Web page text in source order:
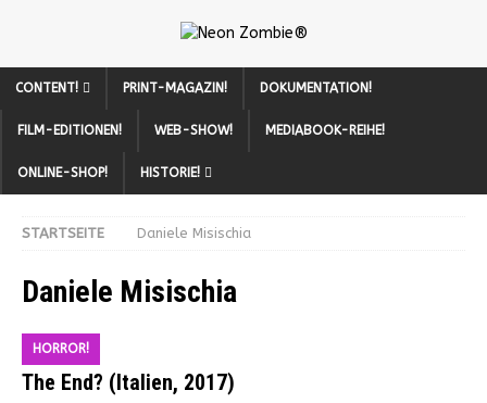
CONTENT! PRINT-MAGAZIN! DOKUMENTATION!
FILM-EDITIONEN! WEB-SHOW! MEDIABOOK-REIHE!
ONLINE-SHOP! HISTORIE!
STARTSEITE Daniele Misischia
Daniele Misischia
HORROR!
The End? (Italien, 2017)